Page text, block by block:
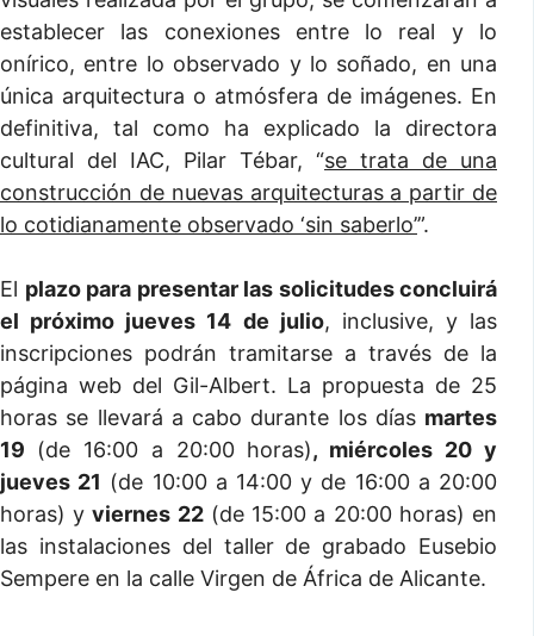
establecer las conexiones entre lo real y lo
onírico, entre lo observado y lo soñado, en una
única arquitectura o atmósfera de imágenes. En
definitiva, tal como ha explicado la directora
cultural del IAC, Pilar Tébar, “se trata de una
construcción de nuevas arquitecturas a partir de
lo cotidianamente observado ‘sin saberlo’”.
El plazo para presentar las solicitudes concluirá
el próximo jueves 14 de julio, inclusive, y las
inscripciones podrán tramitarse a través de la
página web del Gil-Albert. La propuesta de 25
horas se llevará a cabo durante los días martes
19
(de 16:00 a 20:00 horas), miércoles 20 y
jueves 21 (de 10:00 a 14:00 y de 16:00 a 20:00
horas) yviernes 22(de 15:00 a 20:00 horas) en
las instalaciones del taller de grabado Eusebio
Sempere en la calle Virgen de África de Alicante.